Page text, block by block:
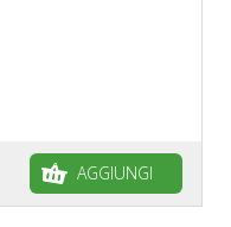
AGGIUNGI